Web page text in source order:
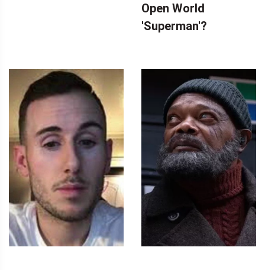
Open World
'Superman'?